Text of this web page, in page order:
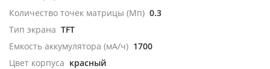
Количество точек матрицы (Мп) 0.3
Тип экрана TFT
Емкость аккумулятора (мА/ч) 1700
Цвет корпуса красный